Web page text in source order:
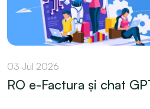
03 Jul 2026
RO e-Factura și chat